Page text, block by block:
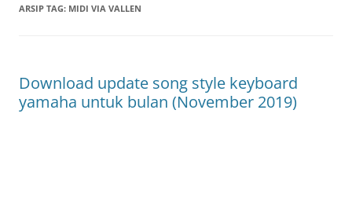
ARSIP TAG: MIDI VIA VALLEN
Download update song style keyboard
yamaha untuk bulan (November 2019)